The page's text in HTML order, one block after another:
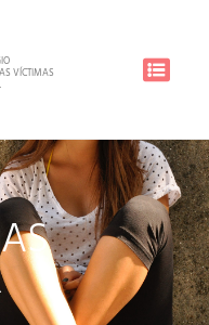
VÍCTIMAS